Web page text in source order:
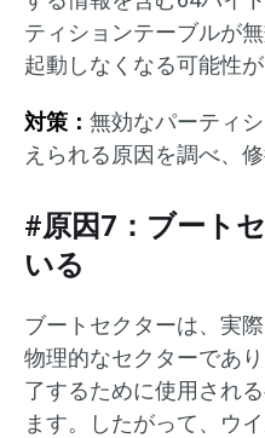
ティションテーブルが
起動しなくなる可能性が
対策： 無効なパーティ
えられる原因を調べ、
#原因7：ブート
いる
ブートセクターは、実
物理的なセクターであ
了するために使用され
ます。したがって、ウ